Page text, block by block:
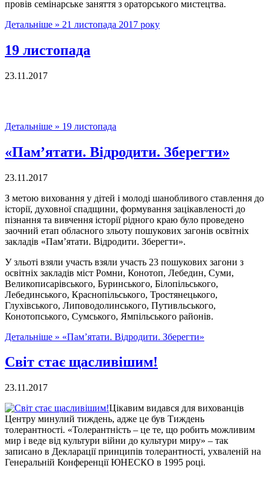
провів семінарське заняття з ораторського мистецтва.
Детальніше » 21 листопада 2017 року
19 листопада
23.11.2017
Детальніше » 19 листопада
«Пам’ятати. Відродити. Зберегти»
23.11.2017
З метою виховання у дітей і молоді шанобливого ставлення до
історії, духовної спадщини, формування зацікавленості до
пізнання та вивчення історії рідного краю було проведено
заочний етап обласного зльоту пошукових загонів освітніх
закладів «Пам’ятати. Відродити. Зберегти».
У зльоті взяли участь взяли участь 23 пошукових загони з
освітніх закладів міст Ромни, Конотоп, Лебедин, Суми,
Великописарівського, Буринського, Білопільського,
Лебединського, Краснопільського, Тростянецького,
Глухівського, Липоводолинського, Путивльського,
Конотопського, Сумського, Ямпільського районів.
Детальніше » «Пам’ятати. Відродити. Зберегти»
Світ стає щасливішим!
23.11.2017
Цікавим видався для вихованців
Центру минулий тиждень, адже це був Тиждень
толерантності. «Толерантність – це те, що робить можливим
мир і веде від культури війни до культури миру» – так
записано в Декларації принципів толерантності, ухваленій на
Генеральній Конференції ЮНЕСКО в 1995 році.